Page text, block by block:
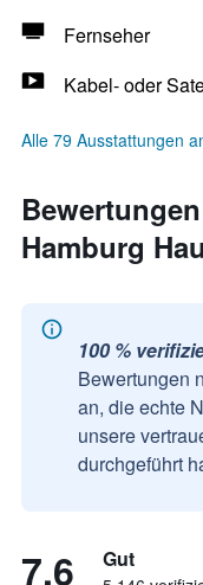
Fernseher
Kabel- oder
Alle 79 Ausstattungen
Hamburg
100 %
Bewertungen
an, die echte
unsere
durchgeführt
7,6 Gut